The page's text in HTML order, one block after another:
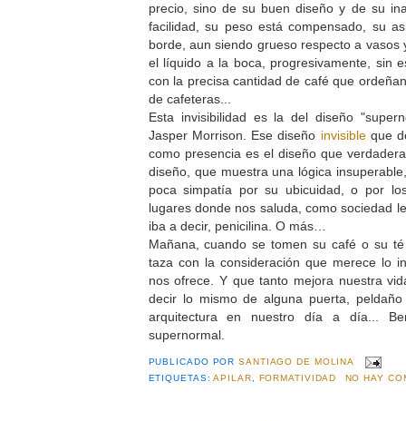
precio, sino de su buen diseño y de su
facilidad, su peso está compensado, su
borde, aun siendo grueso respecto a
el líquido a la boca, progresivamente, sin
con la precisa cantidad de café que
de cafeteras...
Esta invisibilidad es la del diseño
Jasper Morrison. Ese diseño invisibleque
como presencia es el diseño que
diseño, que muestra una lógica
poca simpatía por su ubicuidad, o por
lugares donde nos saluda, como sociedad
iba a decir, penicilina. O más…
Mañana, cuando se tomen su café o su
taza con la consideración que merece lo
nos ofrece. Y que tanto mejora nuestra
decir lo mismo de alguna puerta,
arquitectura en nuestro día a día...
supernormal.
PUBLICADO PORSANTIAGO DE MOLINA
ETIQUETAS:APILAR FORMATIVIDAD NO HAY